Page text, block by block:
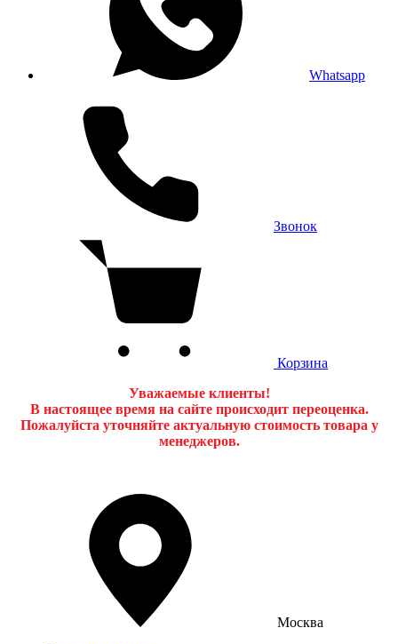
Whatsapp
Звонок
Корзина
Уважаемые клиенты!
В настоящее время на сайте происходит переоценка.
Пожалуйста уточняйте актуальную стоимость товара у
менеджеров.
Москва